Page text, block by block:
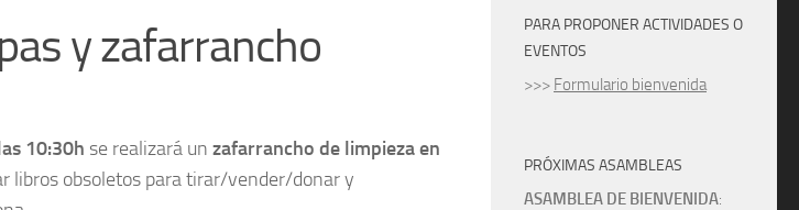
y zafarrancho
10:30h se realizará un zafarrancho de limpieza en
libros obsoletos para tirar/vender/donar y
PARA PROPONER ACTIVIDADES O
EVENTOS
>>> Formulario bienvenida
PRÓXIMAS ASAMBLEAS
ASAMBLEA DE BIENVENIDA: